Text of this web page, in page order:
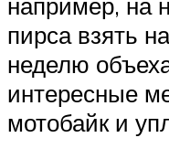
пирса взять
неделю
интересные
мотобайк и